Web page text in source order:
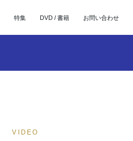
特集 DVD / 書籍 お問い合わせ
VIDEO